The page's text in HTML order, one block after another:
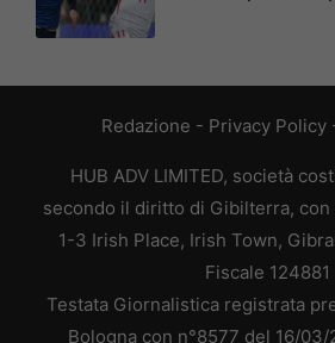
Redazione - Privacy Policy
HUB ADV LIMITED, società
secondo il diritto di Gibilterra,
1-3 Irish Place, Irish Town,
Fiscale 124881
Testata Giornalistica registrata
Bologna con n°8577 del 16/